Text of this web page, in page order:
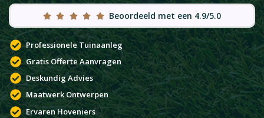
Beoordeeld met een 4.9/5.0
Professionele Tuinaanleg
Gratis Offerte Aanvragen
Deskundig Advies
Maatwerk Ontwerpen
Ervaren Hoveniers